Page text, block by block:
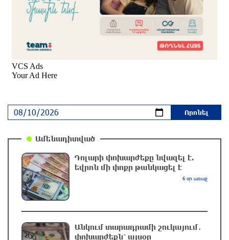
Հրդեհ Սոլակ բնակավայրում․ կանխվել է
հրդեհի տարածումը
11 ժամ առաջ
Հռոմի պապը կրկին կոչ է արել դադարեցնել
վրեժխնդրությունը․ զինված խումբը
11 ժամ առաջ
Ջրափրկարարները քաղաքացիներին անվնաս
մոտեցրել են ափ․ նրանց կյանքին վտանգ չի
սպառնում
11 ժամ առաջ
Ամենադիտված
Դոլարի փոխարժեքը նվազել է.
եվրոն մի փոքր թանկացել է
6 օր առաջ
Անկում տարադրամի շուկայում․
փոխարժեքն՝ այսօր